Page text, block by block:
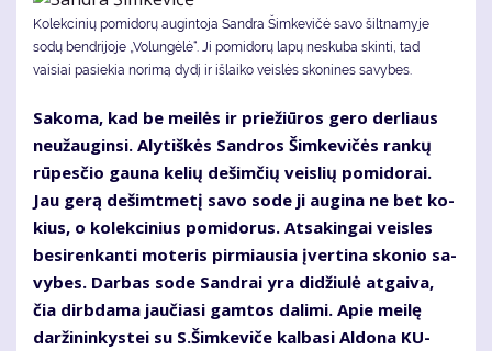
Kolekcinių pomidorų augintoja Sandra Šimkevičė savo šiltnamyje
sodų bendrijoje „Volungėlė“. Ji pomidorų lapų neskuba skinti, tad
vaisiai pasiekia norimą dydį ir išlaiko veislės skonines savybes.
Sa­ko­ma, kad be mei­lės ir prie­žiū­ros ge­ro der­liaus
ne­už­au­gin­si. Aly­tiš­kės San­dros Šimke­vi­čės ran­kų
rū­pes­čio gau­na ke­lių de­šim­čių veis­lių po­mi­do­rai.
Jau ge­rą de­šimt­me­tį sa­vo so­de ji au­gi­na ne bet ko­
kius, o ko­lek­ci­nius po­mi­do­rus. At­sa­kin­gai veis­les
be­si­ren­kan­ti mo­te­ris pir­miau­sia įver­ti­na sko­nio sa­
vy­bes. Dar­bas so­de San­drai yra di­džiu­lė at­gai­va,
čia dirb­da­ma jau­čia­si gam­tos da­li­mi. Apie mei­lę
dar­ži­nin­kys­tei su S.Šim­ke­vi­če kal­ba­si Al­do­na KU­